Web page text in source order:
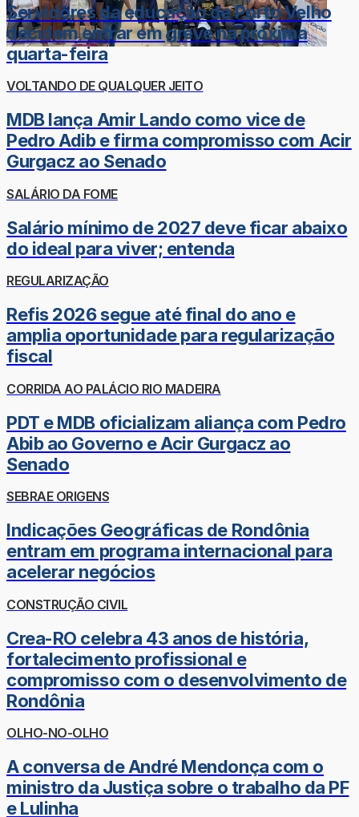
Servidores da educação de Porto Velho
decidem entrar em greve na próxima
quarta-feira
VOLTANDO DE QUALQUER JEITO
MDB lança Amir Lando como vice de
Pedro Adib e firma compromisso com Acir
Gurgacz ao Senado
SALÁRIO DA FOME
Salário mínimo de 2027 deve ficar abaixo
do ideal para viver; entenda
REGULARIZAÇÃO
Refis 2026 segue até final do ano e
amplia oportunidade para regularização
fiscal
CORRIDA AO PALÁCIO RIO MADEIRA
PDT e MDB oficializam aliança com Pedro
Abib ao Governo e Acir Gurgacz ao
Senado
SEBRAE ORIGENS
Indicações Geográficas de Rondônia
entram em programa internacional para
acelerar negócios
CONSTRUÇÃO CIVIL
Crea-RO celebra 43 anos de história,
fortalecimento profissional e
compromisso com o desenvolvimento de
Rondônia
OLHO-NO-OLHO
A conversa de André Mendonça com o
ministro da Justiça sobre o trabalho da PF
e Lulinha